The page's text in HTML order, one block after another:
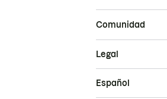
Comunidad
Legal
Español